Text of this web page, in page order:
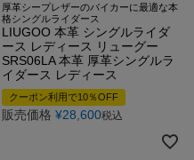
厚革シープレザーのバイカーに最適な本
格シングルライダース
LIUGOO 本革 シングルライダ
ース レディース リューグー
SRS06LA 本革 厚革シングルラ
イダース レディース
クーポン利用で10％OFF
販売価格 ¥28,600税込